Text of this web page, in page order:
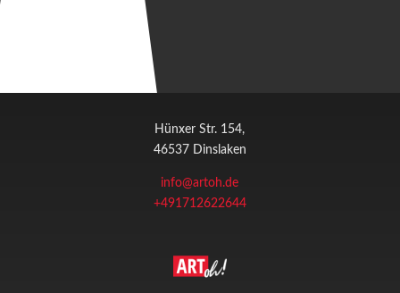
Hünxer Str. 154,
46537 Dinslaken
info@artoh.de
+491712622644